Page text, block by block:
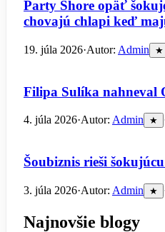
Party Shore opäť
chovajú chlapi keď
19. júla 2026·Autor: Admin ★
Filipa Sulíka nahneval
4. júla 2026·Autor: Admin ★
Šoubiznis rieši
3. júla 2026·Autor: Admin ★
Najnovšie blogy